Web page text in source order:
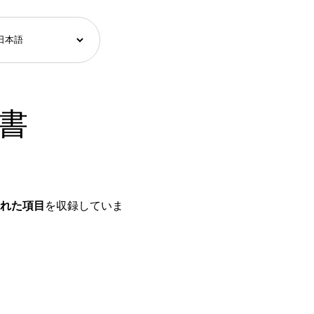
た項目 を収録していま